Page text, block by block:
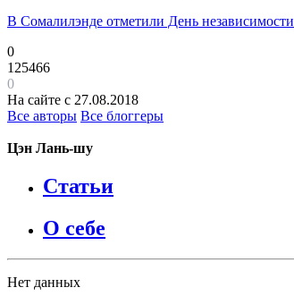
В Сомалилэнде отметили День независимости
0
125466
0
На сайте с 27.08.2018
Все авторы Все блоггеры
Цэн Лань-шу
Статьи
О себе
Нет данных